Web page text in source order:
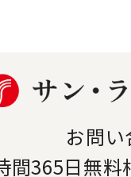
お問い
間365日無料